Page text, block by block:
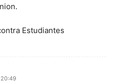
Estudiantes